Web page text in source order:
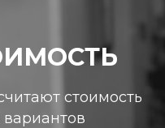
стоимость